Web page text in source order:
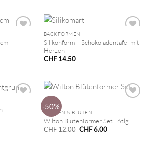
BACKFORMEN
Silikonform – Schokoladentafel mit
Herzen
CHF14.50
-50%
BLUMEN & BLÜTEN
Wilton Blütenformer Set , 6tlg.
CHF12.00 Ursprünglicher
CHF6.00Aktueller